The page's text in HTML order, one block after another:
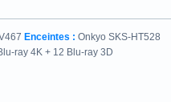
Enceintes : Onkyo SKS-HT528
ray 4K + 12 Blu-ray 3D